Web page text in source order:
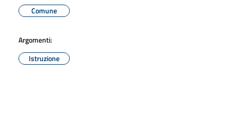
Comune
Argomenti:
Istruzione